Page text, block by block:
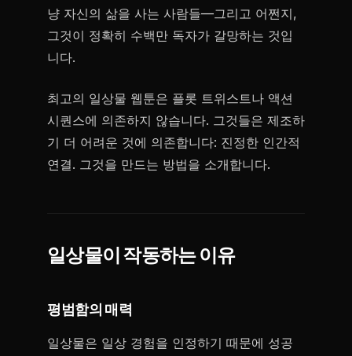
냥 자신의 삶을 사는 사람들—그리고 어쩐지,
그것이 정확히 수백만 독자가 갈망하는 것입
니다.
최고의 일상물 웹툰은 플롯 트위스트나 액션
시퀀스에 의존하지 않습니다. 그것들은 제조하
기 더 어려운 것에 의존합니다: 진정한 인간적
연결. 그것을 만드는 방법을 소개합니다.
일상물이 작동하는 이유
평범함의 매력
일상물은 일상 경험을 인정하기 때문에 성공